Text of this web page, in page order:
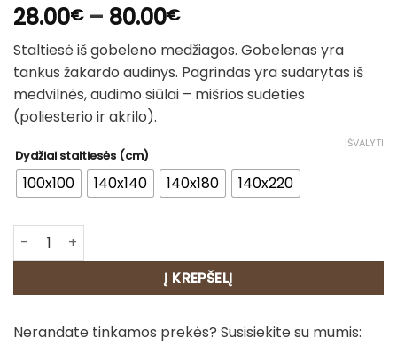
28.00€ – 80.00€Price
range:
28.00€
through
80.00€
Staltiesė iš gobeleno medžiagos. Gobelenas yra
tankus žakardo audinys. Pagrindas yra sudarytas iš
medvilnės, audimo siūlai – mišrios sudėties
(poliesterio ir akrilo).
Dydžiai staltiesės (cm)
100x100 140x140 140x180 140x220
IŠVALYTI
produkto kiekis: Staltiesė - Kalėdų varpai
Į KREPŠELĮ
Nerandate tinkamos prekės? Susisiekite su mumis: